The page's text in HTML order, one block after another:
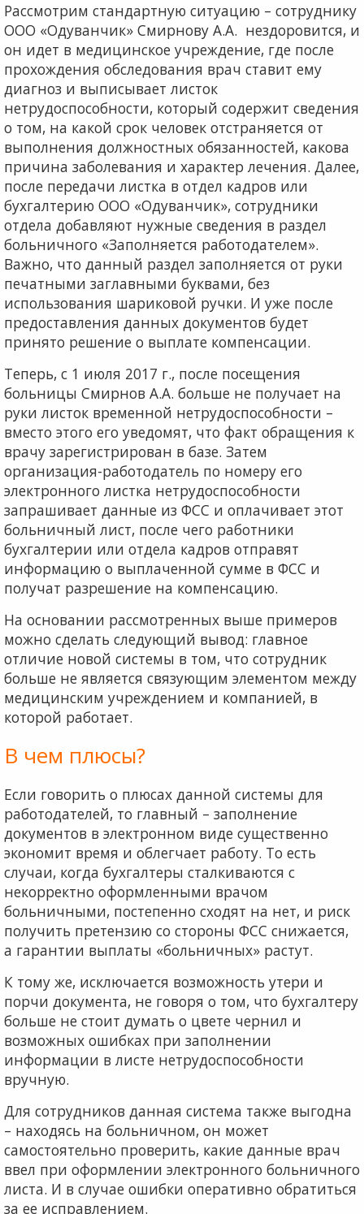
Рассмотрим стандартную ситуацию – сотруднику
ООО «Одуванчик» Смирнову А.А. нездоровится, и
он идет в медицинское учреждение, где после
прохождения обследования врач ставит ему
диагноз и выписывает листок
нетрудоспособности, который содержит сведения
о том, на какой срок человек отстраняется от
выполнения должностных обязанностей, какова
причина заболевания и характер лечения. Далее,
после передачи листка в отдел кадров или
бухгалтерию ООО «Одуванчик», сотрудники
отдела добавляют нужные сведения в раздел
больничного «Заполняется работодателем».
Важно, что данный раздел заполняется от руки
печатными заглавными буквами, без
использования шариковой ручки. И уже после
предоставления данных документов будет
принято решение о выплате компенсации.
Теперь, с 1 июля 2017 г., после посещения
больницы Смирнов А.А. больше не получает на
руки листок временной нетрудоспособности –
вместо этого его уведомят, что факт обращения к
врачу зарегистрирован в базе. Затем
организация-работодатель по номеру его
электронного листка нетрудоспособности
запрашивает данные из ФСС и оплачивает этот
больничный лист, после чего работники
бухгалтерии или отдела кадров отправят
информацию о выплаченной сумме в ФСС и
получат разрешение на компенсацию.
На основании рассмотренных выше примеров
можно сделать следующий вывод: главное
отличие новой системы в том, что сотрудник
больше не является связующим элементом между
медицинским учреждением и компанией, в
которой работает.
В чем плюсы?
Если говорить о плюсах данной системы для
работодателей, то главный – заполнение
документов в электронном виде существенно
экономит время и облегчает работу. То есть
случаи, когда бухгалтеры сталкиваются с
некорректно оформленными врачом
больничными, постепенно сходят на нет, и риск
получить претензию со стороны ФСС снижается,
а гарантии выплаты «больничных» растут.
К тому же, исключается возможность утери и
порчи документа, не говоря о том, что бухгалтеру
больше не стоит думать о цвете чернил и
возможных ошибках при заполнении
информации в листе нетрудоспособности
вручную.
Для сотрудников данная система также выгодна
– находясь на больничном, он может
самостоятельно проверить, какие данные врач
ввел при оформлении электронного больничного
листа. И в случае ошибки оперативно обратиться
за ее исправлением.